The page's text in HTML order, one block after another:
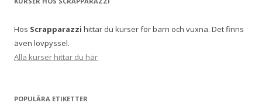
Hos Scrapparazzi hittar du kurser för barn och vuxna. Det finns
även lovpyssel.
Alla kurser hittar du här
POPULÄRA ETIKETTER